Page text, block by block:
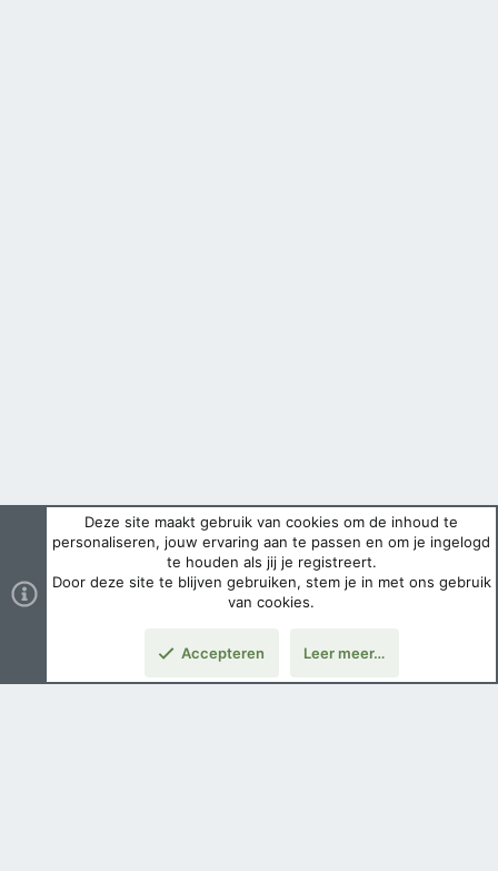
Deze site maakt gebruik van cookies om de inhoud te
personaliseren, jouw ervaring aan te passen en om je ingelogd
te houden als jij je registreert.
Door deze site te blijven gebruiken, stem je in met ons gebruik
van cookies.
Accepteren Leer meer…